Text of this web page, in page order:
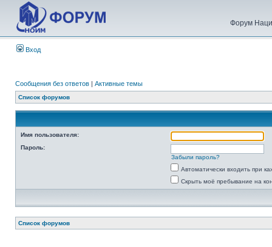
Форум
Вход
Сообщения без ответов | Активные темы
Список форумов
Имя пользователя:
Пароль:
Забыли пароль?
Автоматически входить при
Скрыть моё пребывание на
Список форумов